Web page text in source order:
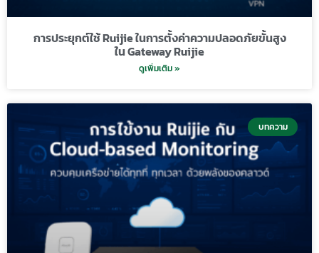
การประยุกต์ใช้ Ruijie ในการตั้งค่าความปลอดภัยขั้นสูง
ใน Gateway Ruijie
ดูเพิ่มเติม »
บทความ